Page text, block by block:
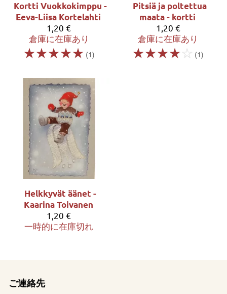
Kortti Vuokkokimppu -
Eeva-Liisa Kortelahti
1,20 €
倉庫に在庫あり
☆☆☆☆☆ (1)
Pitsiä ja poltettua
maata - kortti
1,20 €
倉庫に在庫あり
☆☆☆☆☆ (1)
Helkkyvät äänet -
Kaarina Toivanen
1,20 €
一時的に在庫切れ
ご連絡先